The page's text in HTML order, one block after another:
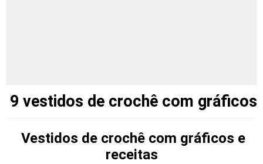
9 vestidos de crochê com gráficos
Vestidos de crochê com gráficos e
receitas